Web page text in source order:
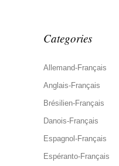
Categories
Allemand-Français
Anglais-Français
Brésilien-Français
Danois-Français
Espagnol-Français
Espéranto-Français